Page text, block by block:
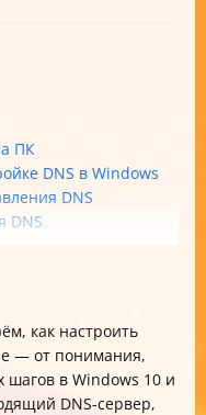
ПК
DNS в Windows
DNS
DNS
как настроить
— от понимания,
шагов в Windows 10 и
DNS-сервер,